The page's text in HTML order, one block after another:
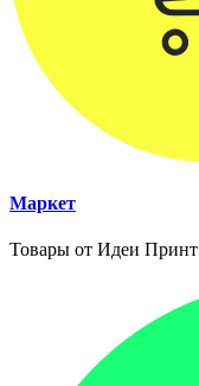
Маркет
Товары от Идеи Принт